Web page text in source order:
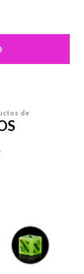
de